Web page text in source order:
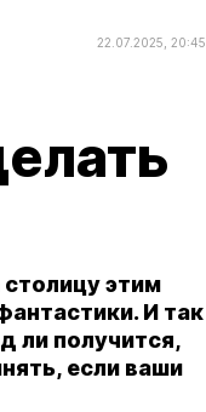
22.07.2025, 20:45
этим
И так
ли получится,
если ваши